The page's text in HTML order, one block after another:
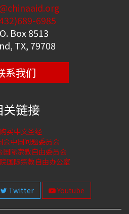
6985
Box 8513
TX, 79708
系我们
关链接
买中文圣经
中国问题委员会
际宗教自由委员会
国际宗教自由办公室
Twitter Youtube